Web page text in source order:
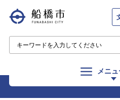
メニ